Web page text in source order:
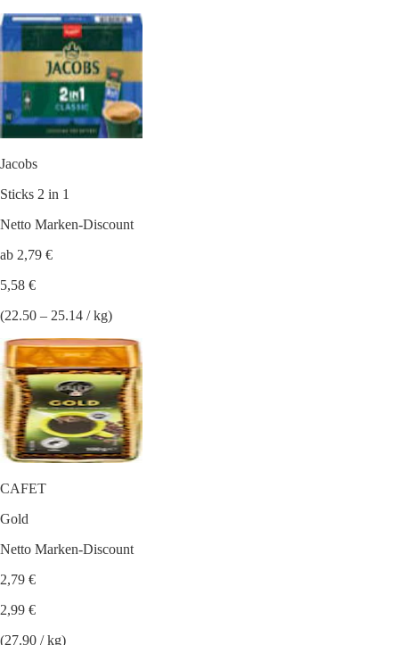
Jacobs
Sticks 2 in 1
Netto Marken-Discount
ab 2,79 €
5,58 €
(22.50 – 25.14 / kg)
CAFET
Gold
Netto Marken-Discount
2,79 €
2,99 €
(27.90 / kg)